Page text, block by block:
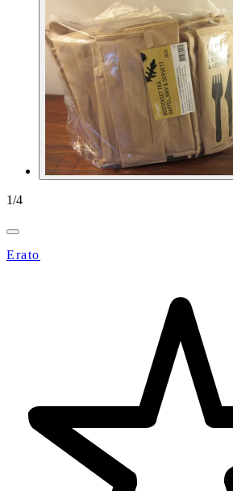
1/4
Erato